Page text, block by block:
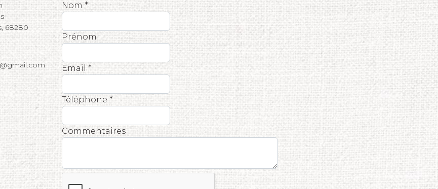
68280
Nom *
Prénom
Email *
Téléphone *
Commentaires